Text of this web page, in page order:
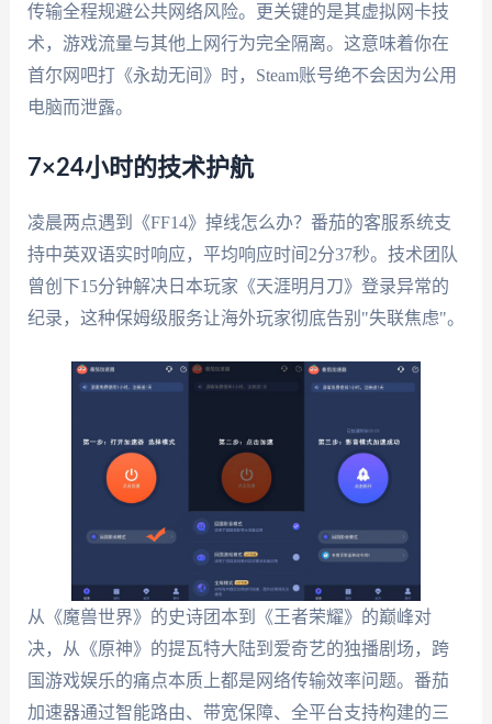
传输全程规避公共网络风险。更关键的是其虚拟网卡技
术，游戏流量与其他上网行为完全隔离。这意味着你在
首尔网吧打《永劫无间》时，Steam账号绝不会因为公用
电脑而泄露。
7×24小时的技术护航
凌晨两点遇到《FF14》掉线怎么办？番茄的客服系统支
持中英双语实时响应，平均响应时间2分37秒。技术团队
曾创下15分钟解决日本玩家《天涯明月刀》登录异常的
纪录，这种保姆级服务让海外玩家彻底告别"失联焦虑"。
从《魔兽世界》的史诗团本到《王者荣耀》的巅峰对
决，从《原神》的提瓦特大陆到爱奇艺的独播剧场，跨
国游戏娱乐的痛点本质上都是网络传输效率问题。番茄
加速器通过智能路由、带宽保障、全平台支持构建的三